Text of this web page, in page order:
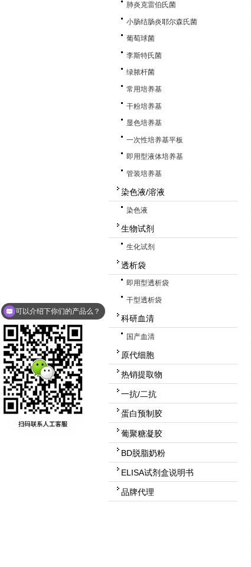
肺炎克雷伯氏菌
小肠结肠炎耶尔森氏菌
葡萄球菌
李斯特氏菌
绿脓杆菌
常用培养基
干粉培养基
显色培养基
一次性培养基平板
即用型液体培养基
管装培养基
染色液/溶液
染色液
生物试剂
生化试剂
透析袋
即用型透析袋
干型透析袋
科研血清
国产血清
原代细胞
热销提取物
一抗/二抗
蛋白预制胶
葡聚糖凝胶
BD脱脂奶粉
ELISA试剂盒说明书
品牌代理
可以介绍下你们的产品么？